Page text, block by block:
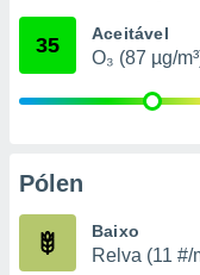
através
estudos
35 Aceitável
O₃ (87 µg/
Pólen
Baixo
Relva (11 #/